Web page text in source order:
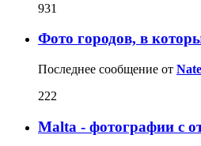
931
Фото городов, в
Последнее сообщение от
222
Malta - фотографии с